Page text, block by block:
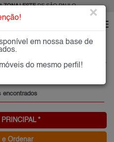
ZONA LESTEDE SÃO PAULO
INDEPENDÊNCIA
Imóveis para Alugar no Jardim Independência, Zona Leste de São Paulo, SP
encontrados
*
e Ordenar
×
em nossa base de
do mesmo perfil!